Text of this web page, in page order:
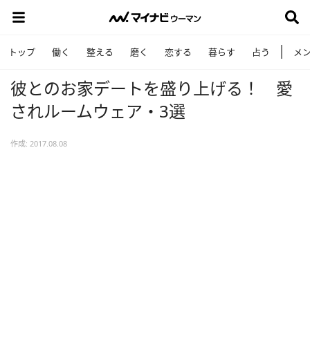
トップ 働く 整える 磨く 恋する 暮らす 占う メ
彼とのお家デートを盛り上げる！ 愛
されルームウェア・3選
作成: 2017.08.08